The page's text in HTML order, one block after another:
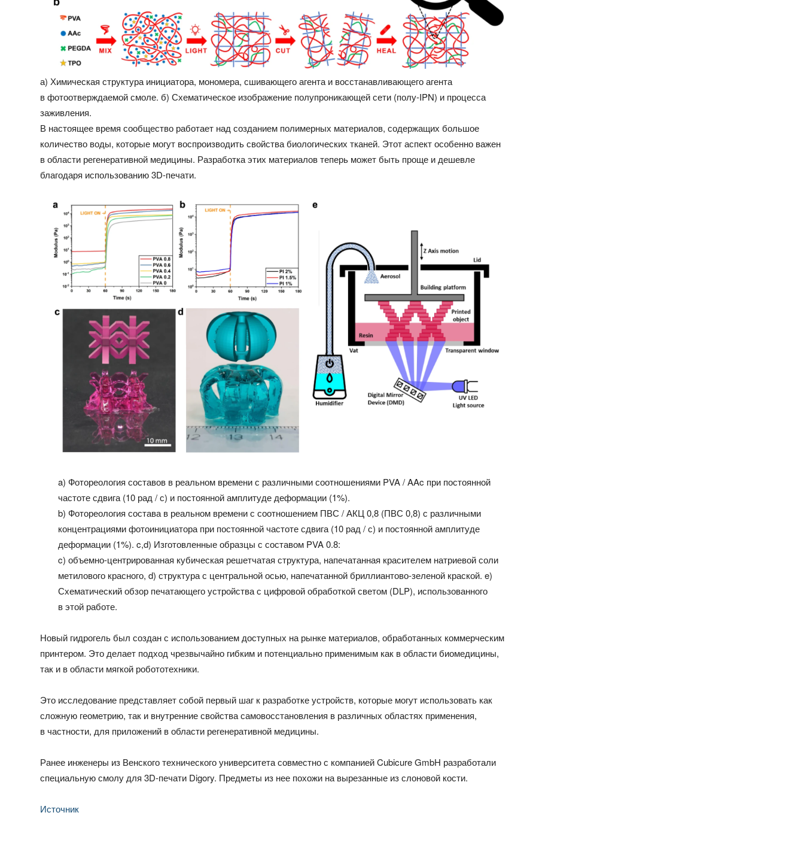
а) Химическая структура инициатора, мономера, сшивающего агента и восстанавливающего агента
в фотоотверждаемой смоле. б) Схематическое изображение полупроникающей сети (полу-IPN) и процесса
заживления.
В настоящее время сообщество работает над созданием полимерных материалов, содержащих большое
количество воды, которые могут воспроизводить свойства биологических тканей. Этот аспект особенно важен
в области регенеративной медицины. Разработка этих материалов теперь может быть проще и дешевле
благодаря использованию 3D-печати.
a) Фотореология составов в реальном времени с различными соотношениями PVA / AAc при постоянной
частоте сдвига (10 рад / с) и постоянной амплитуде деформации (1%).
b) Фотореология состава в реальном времени с соотношением ПВС / АКЦ 0,8 (ПВС 0,8) с различными
концентрациями фотоинициатора при постоянной частоте сдвига (10 рад / с) и постоянной амплитуде
деформации (1%). c,d) Изготовленные образцы с составом PVA 0.8:
c) объемно-центрированная кубическая решетчатая структура, напечатанная красителем натриевой соли
метилового красного, d) структура с центральной осью, напечатанной бриллиантово-зеленой краской. e)
Схематический обзор печатающего устройства с цифровой обработкой светом (DLP), использованного
в этой работе.
Новый гидрогель был создан с использованием доступных на рынке материалов, обработанных коммерческим
принтером. Это делает подход чрезвычайно гибким и потенциально применимым как в области биомедицины,
так и в области мягкой робототехники.
Это исследование представляет собой первый шаг к разработке устройств, которые могут использовать как
сложную геометрию, так и внутренние свойства самовосстановления в различных областях применения,
в частности, для приложений в области регенеративной медицины.
Ранее инженеры из Венского технического университета совместно с компанией Cubicure GmbH разработали
специальную смолу для 3D-печати Digory. Предметы из нее похожи на вырезанные из слоновой кости.
Источник